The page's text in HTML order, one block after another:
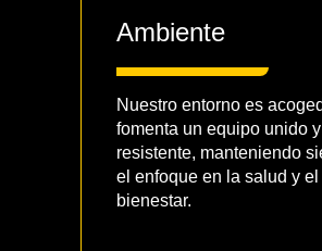
Ambiente
Nuestro entorno es
fomenta un equipo unido y
resistente, manteniendo
el enfoque en la salud y el
bienestar.